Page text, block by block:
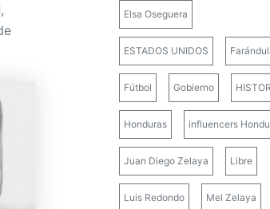
,
Elsa Oseguera
ESTADOS UNIDOS
Fútbol Gobierno
Honduras influencers
Juan Diego Zelaya Libre
Luis Redondo Mel Zelaya